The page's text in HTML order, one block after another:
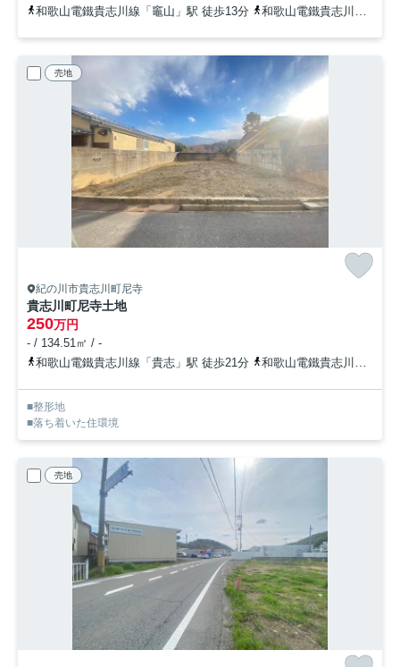
和歌山電鐵貴志川線「竈山」駅 徒歩13分
和歌山電鐵貴志川線「神前」駅 徒歩22分
売地
紀の川市貴志川町尼寺
貴志川町尼寺土地
250万円
- / 134.51㎡ / -
和歌山電鐵貴志川線「貴志」駅 徒歩21分
和歌山電鐵貴志川線「甘露寺前」駅 徒歩24分
■整形地
■落ち着いた住環境
売地